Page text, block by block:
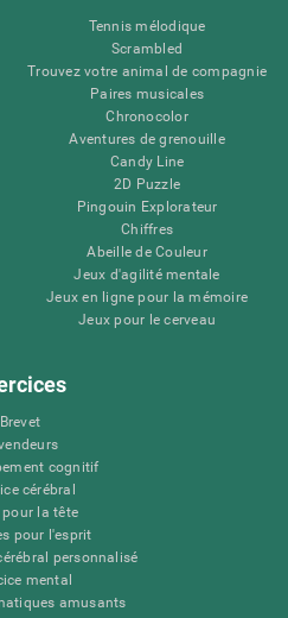
Tennis mélodique
Scrambled
Trouvez votre animal de compagnie
Paires musicales
Chronocolor
Aventures de grenouille
Candy Line
2D Puzzle
Pingouin Explorateur
Chiffres
Abeille de Couleur
Jeux d'agilité mentale
Jeux en ligne pour la mémoire
Jeux pour le cerveau
Brevet
cognitif
cérébral
pour la tête
pour l'esprit
personnalisé
mental
amusants